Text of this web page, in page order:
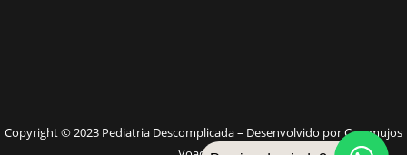
Copyright © 2023 Pediatria Descomplicada – Desenvolvido por Caramujos
W